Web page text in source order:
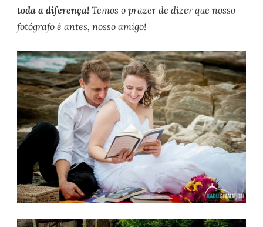
toda a diferença! Temos o prazer de dizer que nosso
fotógrafo é antes, nosso amigo!